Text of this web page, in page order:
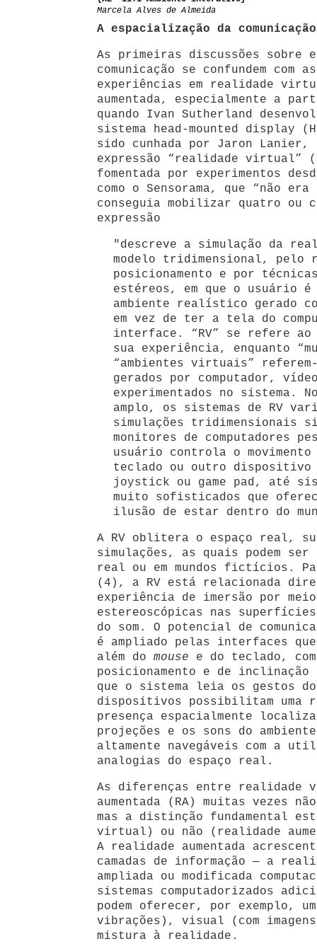
Marcela Alves de Almeida
A espacialização da comunicação
As primeiras discussões sobre
comunicação se confundem com
experiências em realidade
aumentada, especialmente a
quando Ivan Sutherland
sistema head-mounted display
sido cunhada por Jaron Lanier,
expressão “realidade virtual”
fomentada por experimentos
como o Sensorama, que “não
conseguia mobilizar quatro ou
expressão
"descreve a simulação da
modelo tridimensional, pelo
posicionamento e por
estéreos, em que o usuário é
ambiente realístico gerado
em vez de ter a tela do
interface. “RV” se refere ao
sua experiência, enquanto
“ambientes virtuais”
gerados por computador,
experimentados no sistema.
amplo, os sistemas de RV
simulações tridimensionais
monitores de computadores
usuário controla o movimento
teclado ou outro dispositivo
joystick ou game pad, até
muito sofisticados que
ilusão de estar dentro do
A RV oblitera o espaço real,
simulações, as quais podem ser
real ou em mundos fictícios.
(4), a RV está relacionada
experiência de imersão por
estereoscópicas nas
do som. O potencial de
é ampliado pelas interfaces que
além do mouse e do teclado,
posicionamento e de inclinação
que o sistema leia os gestos
dispositivos possibilitam uma
presença espacialmente
projeções e os sons do
altamente navegáveis com a
analogias do espaço real.
As diferenças entre realidade
aumentada (RA) muitas vezes
mas a distinção fundamental
virtual) ou não (realidade
A realidade aumentada
camadas de informação — a
ampliada ou modificada
sistemas computadorizados
podem oferecer, por exemplo,
vibrações), visual (com
mistura à realidade.